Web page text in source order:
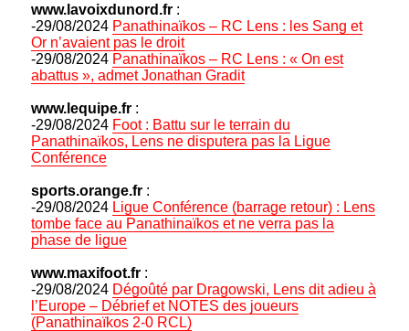
www.lavoixdunord.fr :
-29/08/2024 Panathinaïkos – RC Lens : les Sang et
Or n’avaient pas le droit
-29/08/2024 Panathinaïkos – RC Lens : « On est
abattus », admet Jonathan Gradit
www.lequipe.fr :
-29/08/2024 Foot : Battu sur le terrain du
Panathinaïkos, Lens ne disputera pas la Ligue
Conférence
sports.orange.fr :
-29/08/2024 Ligue Conférence (barrage retour) : Lens
tombe face au Panathinaïkos et ne verra pas la
phase de ligue
www.maxifoot.fr :
-29/08/2024 Dégoûté par Dragowski, Lens dit adieu à
l’Europe – Débrief et NOTES des joueurs
(Panathinaïkos 2-0 RCL)